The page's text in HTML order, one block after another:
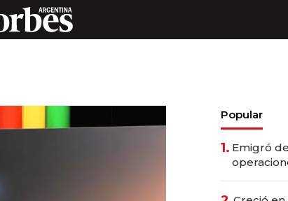
Popular
1. Emigró